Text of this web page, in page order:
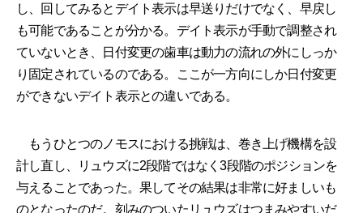
し、回してみるとデイト表示は早送りだけでなく、早戻し
も可能であることが分かる。デイト表示が手動で調整され
ていないとき、日付変更の歯車は動力の流れの外にしっか
り固定されているのである。ここが一方向にしか日付変更
ができないデイト表示との違いである。
もうひとつのノモスにおける挑戦は、巻き上げ機構を設
計し直し、リュウズに2段階ではなく3段階のポジションを
与えることであった。果してその結果は非常に好ましいも
のとなったのだ。刻みのついたリュウズはつまみやすいだ